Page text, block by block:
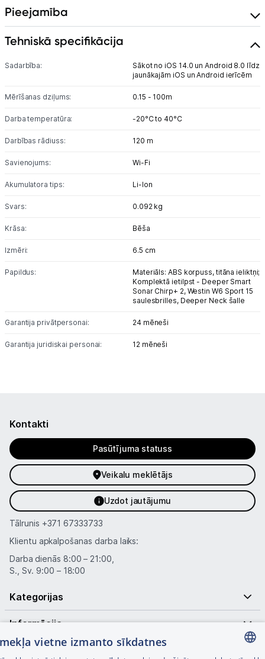
Vēlmju saraksts
Tehnikas izvešana
Tet pakalpojumi
Pieejamība
Tehniskā specifikācija
Sadarbība:
Sākot no iOS 14.0 un Android 8.0 līdz
jaunākajām iOS un Android ierīcēm
Mērīšanas dziļums: 0.15 - 100m
Darba temperatūra: -20°C to 40°C
Darbības rādiuss: 120 m
Savienojums: Wi-Fi
Akumulatora tips: Li-lon
Svars: 0.092 kg
Krāsa: Bēša
Izmēri: 6.5 cm
Papildus:
Materiāls: ABS korpuss, titāna ieliktņi;
Komplektā ietilpst - Deeper Smart
Sonar Chirp+ 2, Westin W6 Sport 15
saulesbrilles, Deeper Neck šalle
Garantija privātpersonai: 24 mēneši
Garantija juridiskai personai: 12 mēneši
Kontakti
Pasūtījuma statuss
Veikalu meklētājs
Uzdot jautājumu
Tālrunis +371 67333733
Klientu apkalpošanas darba laiks:
Darba dienās 8:00 – 21:00,
S., Sv. 9:00 – 18:00
Kategorijas
Informācija
Noderīgas saites
vietne izmanto sīkdatnes